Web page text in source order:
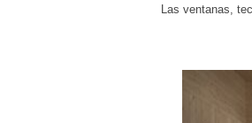
Las ventanas,